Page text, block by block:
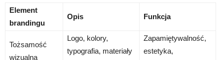
Element
brandingu
Opis Funkcja
Tożsamość
wizualna
Logo, kolory,
typografia, materiały
Zapamiętywalność,
estetyka,